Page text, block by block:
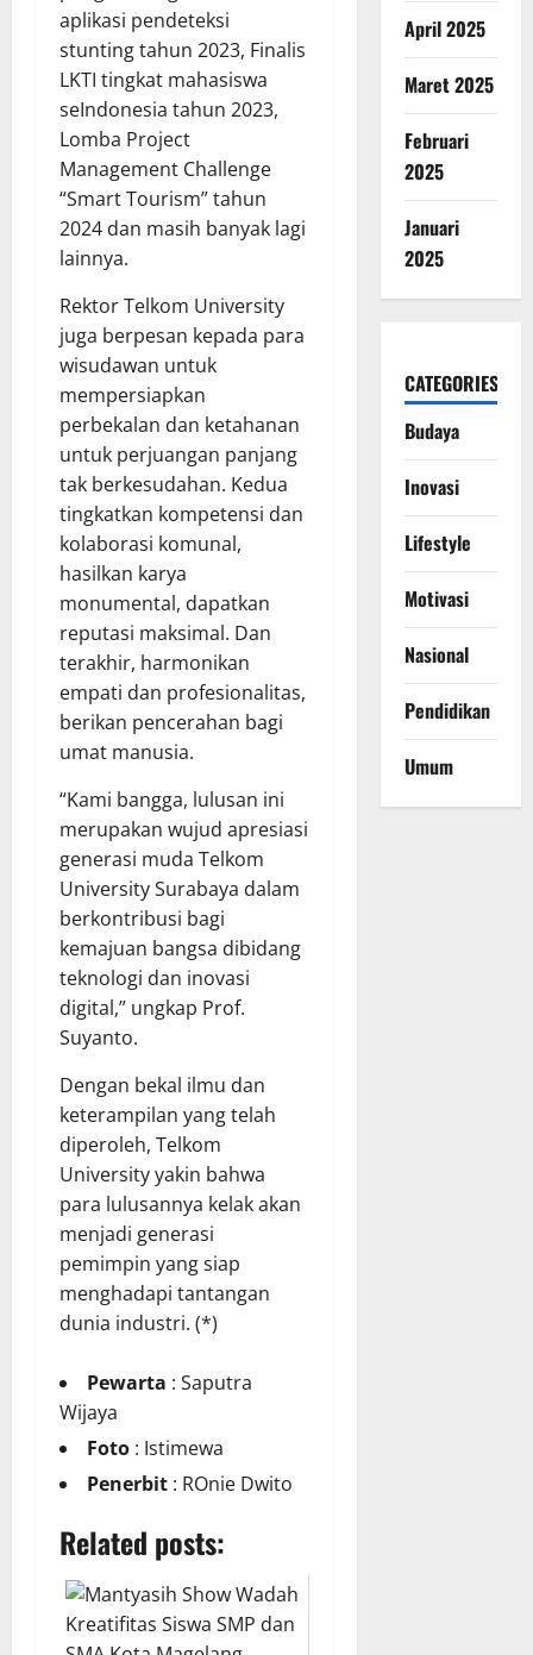
aplikasi pendeteksi
stunting tahun 2023, Finalis
LKTI tingkat mahasiswa
seIndonesia tahun 2023,
Lomba Project
Management Challenge
“Smart Tourism” tahun
2024 dan masih banyak lagi
lainnya.
Rektor Telkom University
juga berpesan kepada para
wisudawan untuk
mempersiapkan
perbekalan dan ketahanan
untuk perjuangan panjang
tak berkesudahan. Kedua
tingkatkan kompetensi dan
kolaborasi komunal,
hasilkan karya
monumental, dapatkan
reputasi maksimal. Dan
terakhir, harmonikan
empati dan profesionalitas,
berikan pencerahan bagi
umat manusia.
“Kami bangga, lulusan ini
merupakan wujud apresiasi
generasi muda Telkom
University Surabaya dalam
berkontribusi bagi
kemajuan bangsa dibidang
teknologi dan inovasi
digital,” ungkap Prof.
Suyanto.
Dengan bekal ilmu dan
keterampilan yang telah
diperoleh, Telkom
University yakin bahwa
para lulusannya kelak akan
menjadi generasi
pemimpin yang siap
menghadapi tantangan
dunia industri. (*)
Pewarta : Saputra
Wijaya
Foto : Istimewa
Penerbit : ROnie Dwito
Related posts:
April 2025
Maret 2025
Februari
2025
Januari
2025
CATEGORIES
Budaya
Inovasi
Lifestyle
Motivasi
Nasional
Pendidikan
Umum